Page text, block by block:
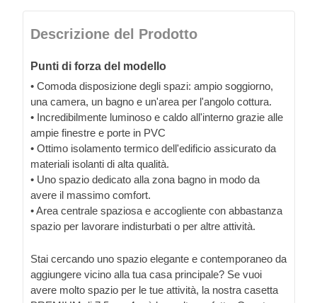
Descrizione del Prodotto
Punti di forza del modello
• Comoda disposizione degli spazi: ampio soggiorno,
una camera, un bagno e un'area per l'angolo cottura.
• Incredibilmente luminoso e caldo all'interno grazie alle
ampie finestre e porte in PVC
• Ottimo isolamento termico dell'edificio assicurato da
materiali isolanti di alta qualità.
• Uno spazio dedicato alla zona bagno in modo da
avere il massimo comfort.
• Area centrale spaziosa e accogliente con abbastanza
spazio per lavorare indisturbati o per altre attività.
Stai cercando uno spazio elegante e contemporaneo da
aggiungere vicino alla tua casa principale? Se vuoi
avere molto spazio per le tue attività, la nostra casetta